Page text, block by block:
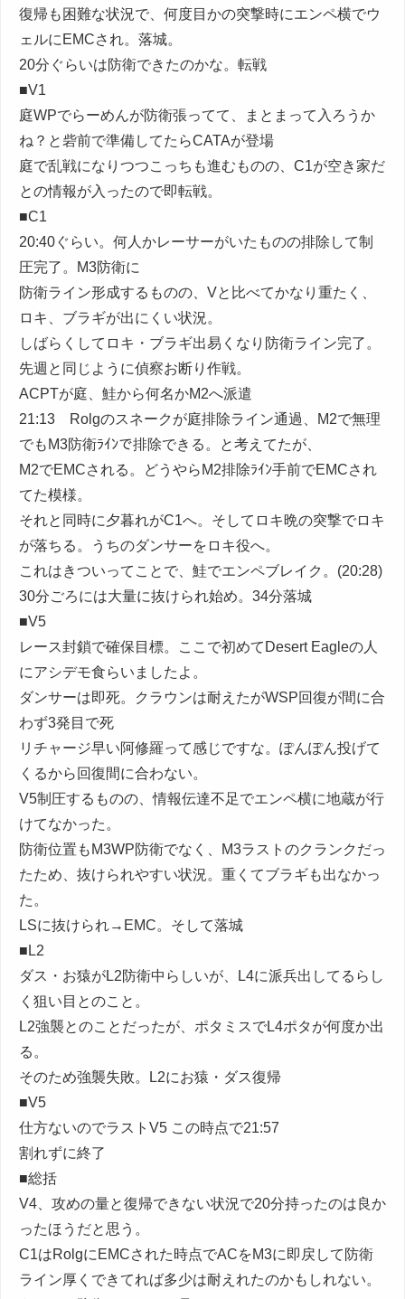
復帰も困難な状況で、何度目かの突撃時にエンペ横でウ
ェルにEMCされ。落城。
20分ぐらいは防衛できたのかな。転戦
■V1
庭WPでらーめんが防衛張ってて、まとまって入ろうか
ね？と砦前で準備してたらCATAが登場
庭で乱戦になりつつこっちも進むものの、C1が空き家だ
との情報が入ったので即転戦。
■C1
20:40ぐらい。何人かレーサーがいたものの排除して制
圧完了。M3防衛に
防衛ライン形成するものの、Vと比べてかなり重たく、
ロキ、ブラギが出にくい状況。
しばらくしてロキ・ブラギ出易くなり防衛ライン完了。
先週と同じように偵察お断り作戦。
ACPTが庭、鮭から何名かM2へ派遣
21:13 Rolgのスネークが庭排除ライン通過、M2で無理
でもM3防衛ﾗｲﾝで排除できる。と考えてたが、
M2でEMCされる。どうやらM2排除ﾗｲﾝ手前でEMCされ
てた模様。
それと同時に夕暮れがC1へ。そしてロキ晩の突撃でロキ
が落ちる。うちのダンサーをロキ役へ。
これはきついってことで、鮭でエンペブレイク。(20:28)
30分ごろには大量に抜けられ始め。34分落城
■V5
レース封鎖で確保目標。ここで初めてDesert Eagleの人
にアシデモ食らいましたよ。
ダンサーは即死。クラウンは耐えたがWSP回復が間に合
わず3発目で死
リチャージ早い阿修羅って感じですな。ぽんぽん投げて
くるから回復間に合わない。
V5制圧するものの、情報伝達不足でエンペ横に地蔵が行
けてなかった。
防衛位置もM3WP防衛でなく、M3ラストのクランクだっ
たため、抜けられやすい状況。重くてブラギも出なかっ
た。
LSに抜けられ→EMC。そして落城
■L2
ダス・お猿がL2防衛中らしいが、L4に派兵出してるらし
く狙い目とのこと。
L2強襲とのことだったが、ポタミスでL4ポタが何度か出
る。
そのため強襲失敗。L2にお猿・ダス復帰
■V5
仕方ないのでラストV5 この時点で21:57
割れずに終了
■総括
V4、攻めの量と復帰できない状況で20分持ったのは良か
ったほうだと思う。
C1はRolgにEMCされた時点でACをM3に即戻して防衛
ライン厚くできてれば多少は耐えれたのかもしれない。